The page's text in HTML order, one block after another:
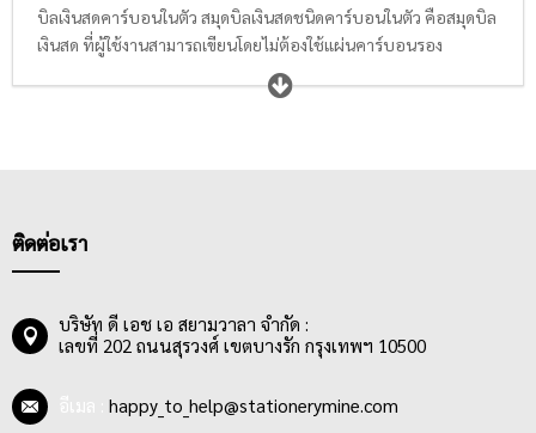
บิลเงินสดคาร์บอนในตัว สมุดบิลเงินสดชนิดคาร์บอนในตัว คือสมุดบิล
เงินสด ที่ผู้ใช้งานสามารถเขียนโดยไม่ต้องใช้แผ่นคาร์บอนรอง
กระดาษให้ยุ่งยาก สามารถให้ข้อมูลสำเนาชัดเจน สีเข้ม สีชัด ติดทน
ขณะใช้งานได้ทันที ด้วยแบบฟอร์มที่ได้มาตรฐาน ถูกต้องตามที่กฏ
ขนาดเล็ก หรือองค์กรขนาดกลางและใหญ่ ที่มีความจำเป็นจะต้อง
ใช้ใบแจ้งหนี้ในชำระเงิน หรือออกบิลในการประกอบธุรกิจให้แก่
การสามารถซื้อใช้ได้เรื่อยๆ หากฉีกใช้หมดทุกหน้าแล้ว
ติดต่อเรา
บริษัท ดี เอช เอ สยามวาลา จำกัด :
เลขที่ 202 ถนนสุรวงศ์ เขตบางรัก กรุงเทพฯ 10500
happy_to_help@stationerymine.com